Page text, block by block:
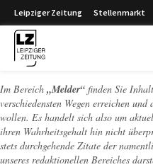
Leipziger Zeitung Stellenmarkt
Im Bereich „Melder“ finden Sie
verschiedensten Wegen erreichen
wollen. Es handelt sich also um
ihren Wahrheitsgehalt hin nicht
stets durchgehende Zitate der
unseres redaktionellen Bereiches